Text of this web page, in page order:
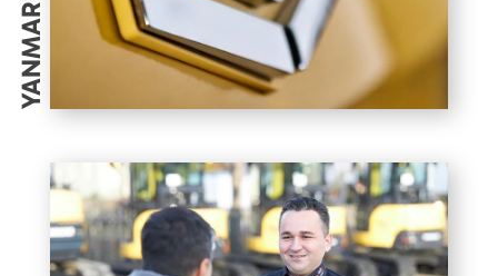
YANMAR